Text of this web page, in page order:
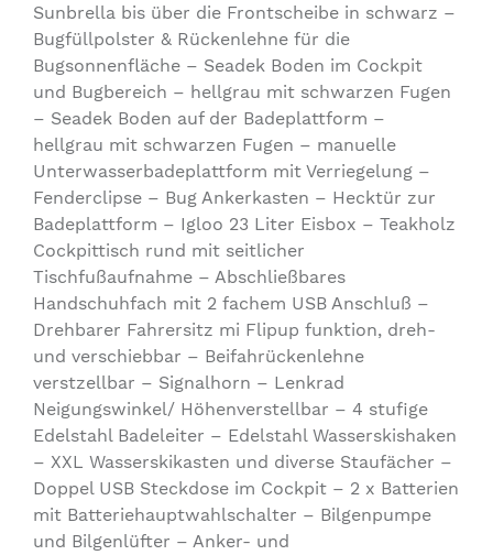
Sunbrella bis über die Frontscheibe in schwarz –
Bugfüllpolster & Rückenlehne für die
Bugsonnenfläche – Seadek Boden im Cockpit
und Bugbereich – hellgrau mit schwarzen Fugen
– Seadek Boden auf der Badeplattform –
hellgrau mit schwarzen Fugen – manuelle
Unterwasserbadeplattform mit Verriegelung –
Fenderclipse – Bug Ankerkasten – Hecktür zur
Badeplattform – Igloo 23 Liter Eisbox – Teakholz
Cockpittisch rund mit seitlicher
Tischfußaufnahme – Abschließbares
Handschuhfach mit 2 fachem USB Anschluß –
Drehbarer Fahrersitz mi Flipup funktion, dreh-
und verschiebbar – Beifahrückenlehne
verstzellbar – Signalhorn – Lenkrad
Neigungswinkel/ Höhenverstellbar – 4 stufige
Edelstahl Badeleiter – Edelstahl Wasserskishaken
– XXL Wasserskikasten und diverse Staufächer –
Doppel USB Steckdose im Cockpit – 2 x Batterien
mit Batteriehauptwahlschalter – Bilgenpumpe
und Bilgenlüfter – Anker- und